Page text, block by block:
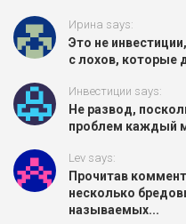
Ирина says:
Это не
с лохов, которые
Инвестиции says:
Не развод,
проблем каждый
Lev says:
Прочитав
несколько
называемых...